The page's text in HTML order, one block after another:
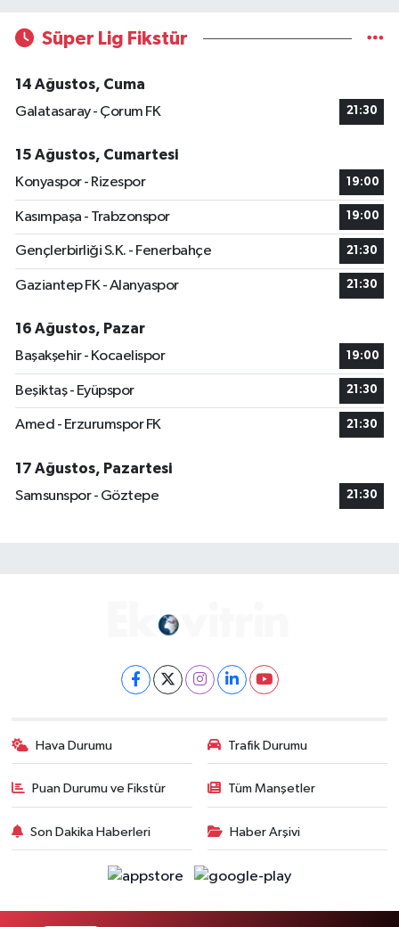
Süper Lig Fikstür
14 Ağustos, Cuma
Galatasaray - Çorum FK
21:30
15 Ağustos, Cumartesi
Konyaspor - Rizespor
19:00
Kasımpaşa - Trabzonspor 19:00
Gençlerbirliği S.K. - Fenerbahçe 21:30
Gaziantep FK - Alanyaspor 21:30
16 Ağustos, Pazar
Başakşehir - Kocaelispor
19:00
Beşiktaş - Eyüpspor 21:30
Amed - Erzurumspor FK 21:30
17 Ağustos, Pazartesi
Samsunspor - Göztepe
21:30
Hava Durumu Trafik Durumu
Puan Durumu ve Fikstür Tüm Manşetler
Son Dakika Haberleri Haber Arşivi